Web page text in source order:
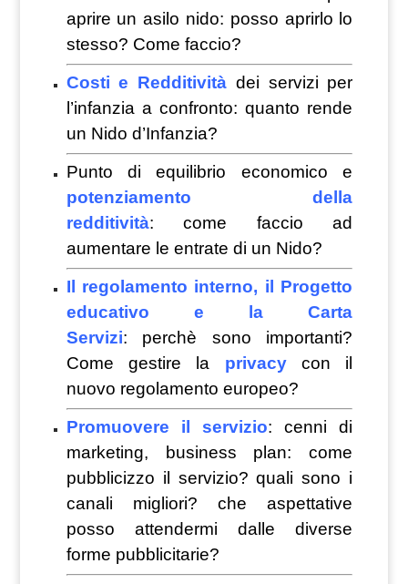
aprire un asilo nido: posso aprirlo lo
stesso? Come faccio?
Costi e Redditività dei servizi per
l’infanzia a confronto: quanto rende
un Nido d’Infanzia?
Punto di equilibrio economico e
potenziamento della
redditività: come faccio ad
aumentare le entrate di un Nido?
Il regolamento interno, il Progetto
educativo e la Carta
Servizi: perchè sono importanti?
Come gestire la privacycon il
nuovo regolamento europeo?
Promuovere il servizio: cenni di
marketing, business plan: come
pubblicizzo il servizio? quali sono i
canali migliori? che aspettative
posso attendermi dalle diverse
forme pubblicitarie?